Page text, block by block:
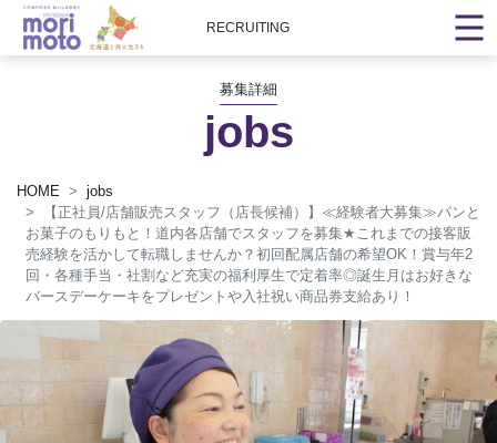
RECRUITING
募集詳細
jobs
HOME
jobs
【正社員/店舗販売スタッフ（店長候補）】≪経験者大募集≫パンと
お菓子のもりもと！道内各店舗でスタッフを募集★これまでの接客販
売経験を活かして転職しませんか？初回配属店舗の希望OK！賞与年2
回・各種手当・社割など充実の福利厚生で定着率◎誕生月はお好きな
バースデーケーキをプレゼントや入社祝い商品券支給あり！